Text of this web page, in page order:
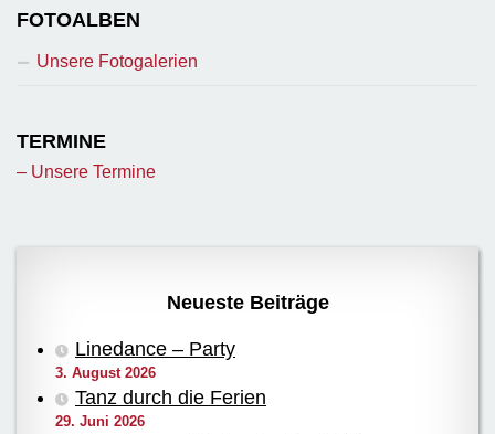
FOTOALBEN
Unsere Fotogalerien
TERMINE
– Unsere Termine
Neueste Beiträge
Linedance – Party
3. August 2026
Tanz durch die Ferien
29. Juni 2026